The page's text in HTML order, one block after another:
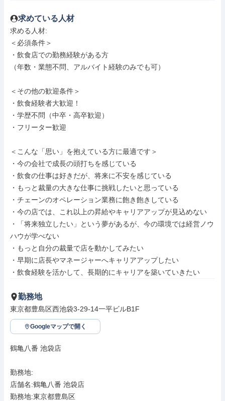
求めている人材
求める人材:
＜必須条件＞
・飲食店での勤務経験がある方
（年数・業態不問、アルバイト経験のみでも可）
＜その他の歓迎条件＞
・飲食経験者大歓迎！
・学歴不問（中卒・高卒歓迎）
・フリーター歓迎
＜こんな「思い」を抱えている方に最適です＞
・今の会社で成長の頭打ちを感じている
・飲食の仕事は好きだが、将来に不安を感じている
・もっと裁量の大きな仕事に挑戦したいと思っている
・チェーンのオペレーション業務に飽き飽きしている
・今の店では、これ以上の昇給やキャリアアップが見込めない
・「将来独立したい」という夢があるが、今の環境では経営ノウ
ハウが学べない
・もっと自分の裁量で店を動かしてみたい
・早期に店長やマネージャーへキャリアアップしたい
・飲食経験を活かして、長期的にキャリアを築いていきたい
勤務地
東京都豊島区西池袋3-29-14一平ビルB1F
Googleマップで開く
鶴亀八番 池袋店
勤務地:
店舗名:鶴亀八番 池袋店
勤務地:東京都豊島区